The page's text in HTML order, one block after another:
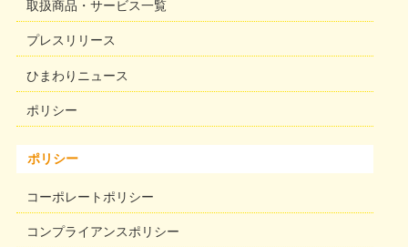
取扱商品・サービス一覧
プレスリリース
ひまわりニュース
ポリシー
ポリシー
コーポレートポリシー
コンプライアンスポリシー